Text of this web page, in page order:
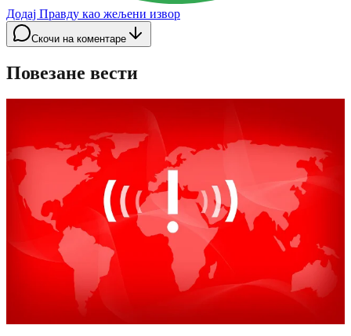
Додај Правду као жељени извор
Скочи на коментаре
Повезане вести